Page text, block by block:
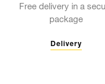
Free delivery in a
package
Delivery